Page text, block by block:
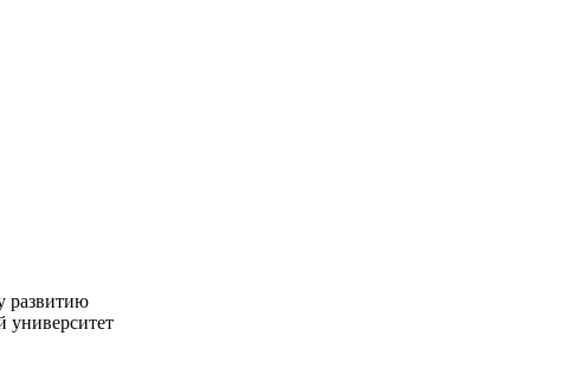
развитию
университет